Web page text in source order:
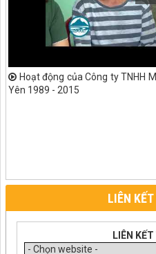
Hoạt động của Công ty TNHH
Yên 1989 - 2015
LIÊN
LIÊN